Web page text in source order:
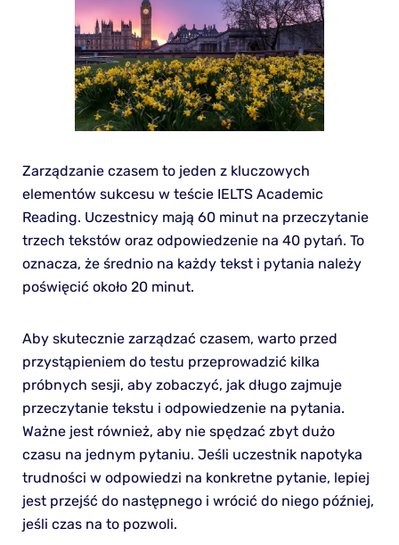
Zarządzanie czasem to jeden z kluczowych
elementów sukcesu w teście IELTS Academic
Reading. Uczestnicy mają 60 minut na przeczytanie
trzech tekstów oraz odpowiedzenie na 40 pytań. To
oznacza, że średnio na każdy tekst i pytania należy
poświęcić około 20 minut.
Aby skutecznie zarządzać czasem, warto przed
przystąpieniem do testu przeprowadzić kilka
próbnych sesji, aby zobaczyć, jak długo zajmuje
przeczytanie tekstu i odpowiedzenie na pytania.
Ważne jest również, aby nie spędzać zbyt dużo
czasu na jednym pytaniu. Jeśli uczestnik napotyka
trudności w odpowiedzi na konkretne pytanie, lepiej
jest przejść do następnego i wrócić do niego później,
jeśli czas na to pozwoli.